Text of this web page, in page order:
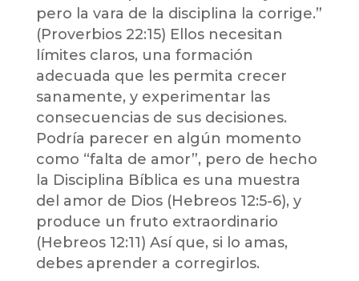
pero la vara de la disciplina la corrige.”
(Proverbios 22:15) Ellos necesitan
límites claros, una formación
adecuada que les permita crecer
sanamente, y experimentar las
consecuencias de sus decisiones.
Podría parecer en algún momento
como “falta de amor”, pero de hecho
la Disciplina Bíblica es una muestra
del amor de Dios (Hebreos 12:5-6), y
produce un fruto extraordinario
(Hebreos 12:11) Así que, si lo amas,
debes aprender a corregirlos.